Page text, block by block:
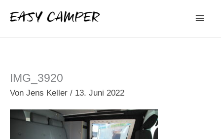
Inhalt
springen
IMG_3920
Von Jens Keller / 13. Juni 2022